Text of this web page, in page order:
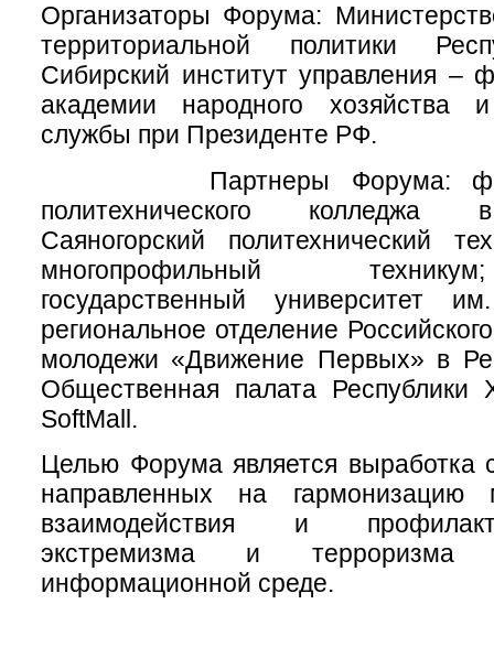
Организаторы Форума:
территориальной политики
Сибирский институт управления –
академии народного хозяйства и
службы при Президенте РФ.
Партнеры Форума:
политехнического колледжа
Саяногорский политехнический
многопрофильный
государственный университет
региональное отделение
молодежи «Движение Первых» в
Общественная палата Республики
SoftMall.
Целью Форума является выработка
направленных на гармонизацию
взаимодействия и
экстремизма и
информационной среде.